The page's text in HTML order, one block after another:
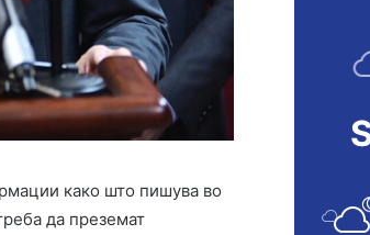
како што пишува во
да преземат